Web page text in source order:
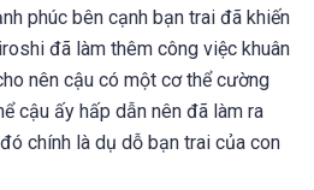
phúc bên cạnh bạn trai đã khiến
đã làm thêm công việc khuân
nên cậu có một cơ thể cường
cậu ấy hấp dẫn nên đã làm ra
chính là dụ dỗ bạn trai của con